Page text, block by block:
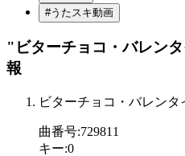
#うたスキ動画
"ビターチョコ・バレン
報
ビターチョコ・バレンタ
曲番号:729811
キー:0